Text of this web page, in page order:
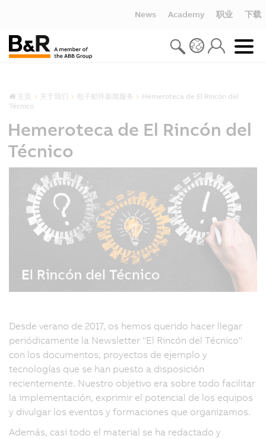
News Academy 职业 下载
主页 关于我们 电子邮件新闻服务
Hemeroteca de El Rincón del
Técnico
Hemeroteca de El Rincón del
Técnico
Desde verano de 2017, os hemos querido hacer llegar
periódicamente la Newsletter "El Rincón del Técnico"
con los documentos, proyectos de ejemplo y
tecnologías que se han puesto a disposición
recientemente. Nuestro objetivo era sobre todo facilitar
la implementación, exprimir el potencial de los equipos
y divulgar los eventos y formaciones que organizamos.
Además, casi todo el material se ha redactado y